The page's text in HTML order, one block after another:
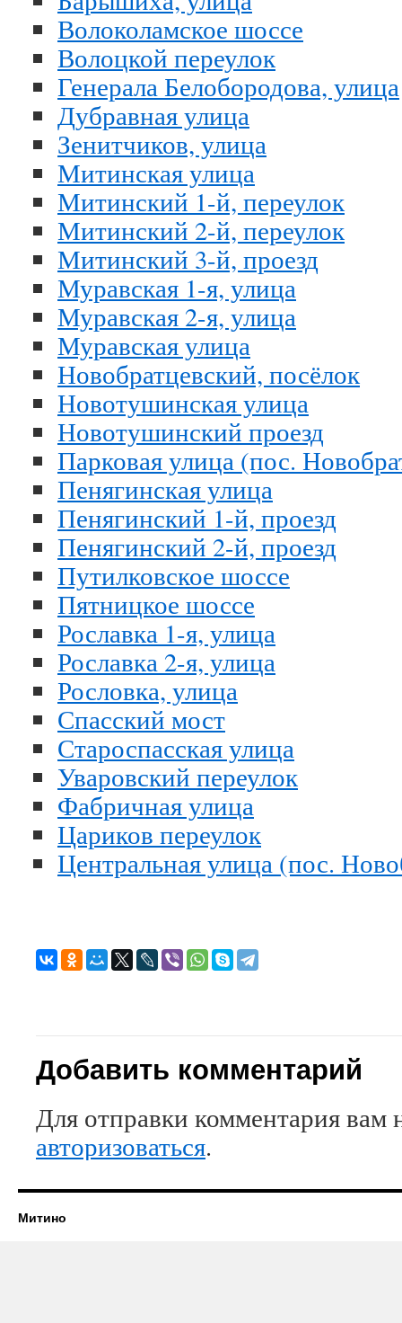
Волоколамское шоссе
Волоцкой переулок
Генерала Белобородова, улица
Дубравная улица
Зенитчиков, улица
Митинская улица
Митинский 1-й, переулок
Митинский 2-й, переулок
Митинский 3-й, проезд
Муравская 1-я, улица
Муравская 2-я, улица
Муравская улица
Новобратцевский, посёлок
Новотушинская улица
Новотушинский проезд
Парковая улица (пос.
Пенягинская улица
Пенягинский 1-й, проезд
Пенягинский 2-й, проезд
Путилковское шоссе
Пятницкое шоссе
Рославка 1-я, улица
Рославка 2-я, улица
Рословка, улица
Спасский мост
Староспасская улица
Уваровский переулок
Фабричная улица
Цариков переулок
Центральная улица (пос.
Добавить комментарий
Для отправки комментария вам
авторизоваться.
Митино